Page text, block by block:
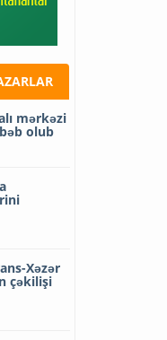
mərkəzi
olub
Xəzər
çəkilişi